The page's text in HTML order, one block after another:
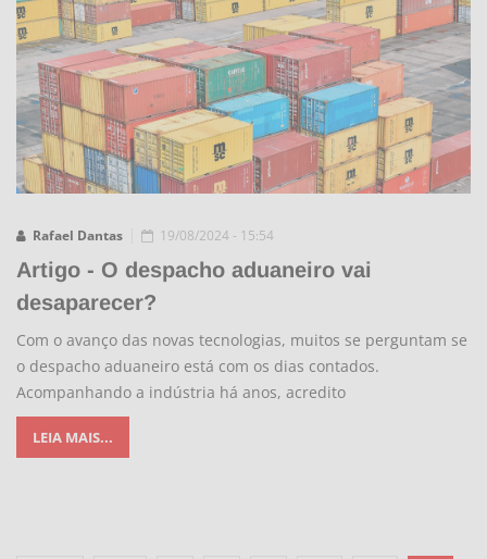
Rafael Dantas 19/08/2024 - 15:54
Artigo - O despacho aduaneiro vai
desaparecer?
Com o avanço das novas tecnologias, muitos se perguntam se
o despacho aduaneiro está com os dias contados.
Acompanhando a indústria há anos, acredito
LEIA MAIS...